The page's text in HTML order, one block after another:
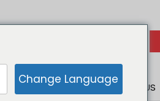
À PROPOS DE NOUS
Change Language